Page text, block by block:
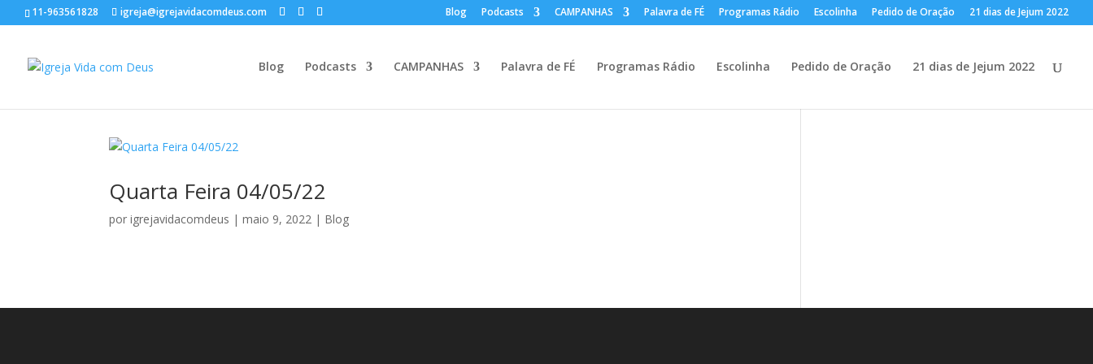
11-963561828 igreja@igrejavidacomdeus.com Blog Podcasts CAMPANHAS Palavra de FÉ Programas Rádio Escolinha Pedido de Oração 21 dias de Jejum 2022
Blog Podcasts CAMPANHAS Palavra de FÉ Programas Rádio Escolinha Pedido de Oração 21 dias de Jejum 2022
Quarta Feira 04/05/22
porigrejavidacomdeus |maio 9, 2022 | Blog